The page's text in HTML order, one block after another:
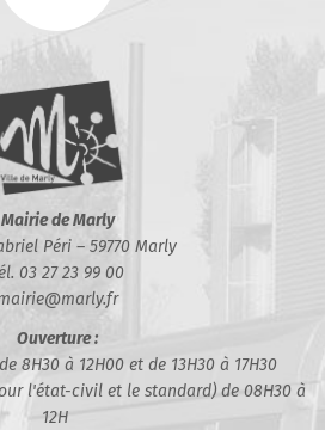
Mairie de Marly
Péri – 59770 Marly
03 27 23 99 00
Ouverture :
8H30 à 12H00 et de 13H30 à 17H30
l'état-civil et le standard) de 08H30 à
12H